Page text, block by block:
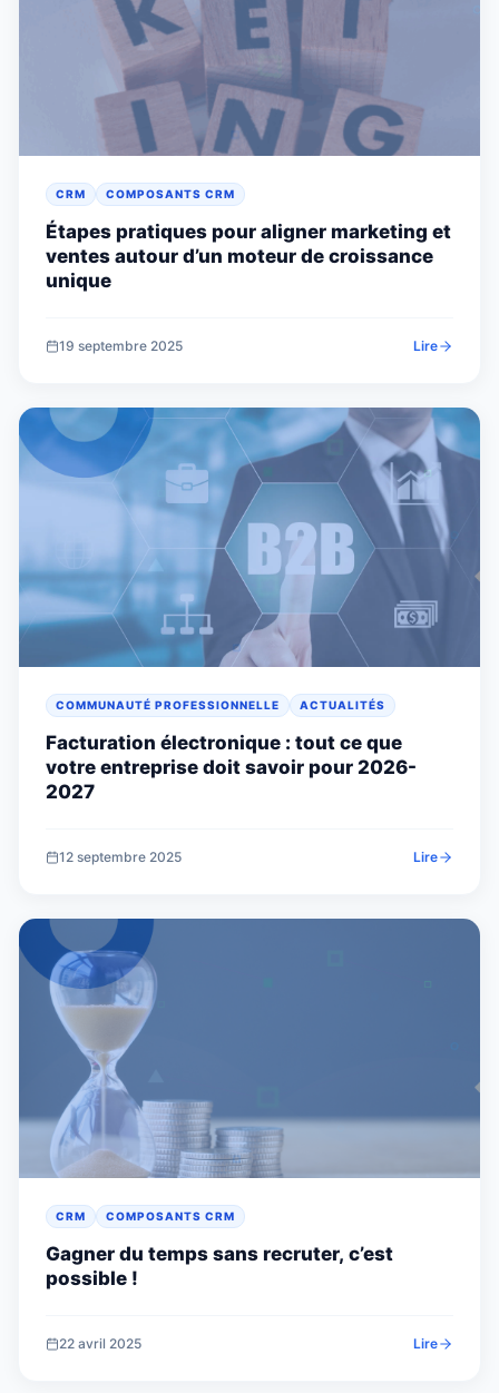
CRM COMPOSANTS CRM
Étapes pratiques pour aligner marketing et
ventes autour d’un moteur de croissance
unique
19 septembre 2025 Lire
COMMUNAUTÉ PROFESSIONNELLE ACTUALITÉS
Facturation électronique : tout ce que
votre entreprise doit savoir pour 2026-
2027
12 septembre 2025 Lire
CRM COMPOSANTS CRM
Gagner du temps sans recruter, c’est
possible !
22 avril 2025 Lire